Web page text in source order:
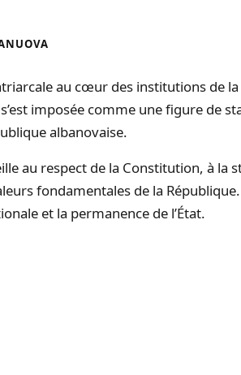
au cœur des institutions de la
imposée comme une figure de
albanovaise.
au respect de la Constitution, à la
fondamentales de la
et la permanence de l’État.